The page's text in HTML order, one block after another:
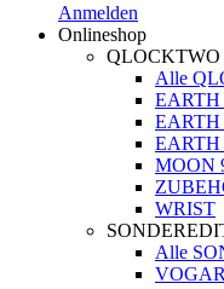
Anmelden
Onlineshop
QLOCKTWO
Alle
EARTH
EARTH
EARTH
MOON
WRIST
Alle